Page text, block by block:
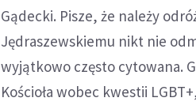
Gądecki. Pisze, że należy
Jędraszewskiemu nikt nie
wyjątkowo często cytowana.
Kościoła wobec kwestii